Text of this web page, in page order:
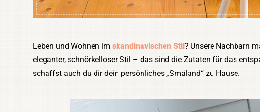
Leben und Wohnen imskandinavischen Stil? Unsere Nachbarn
eleganter, schnörkelloser Stil – das sind die Zutaten für das
schaffst auch du dir dein persönliches „Småland“ zu Hause.